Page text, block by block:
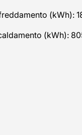
(kWh):
(kWh):